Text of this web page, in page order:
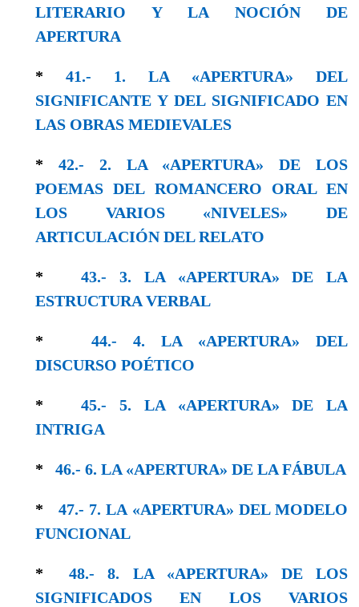
LITERARIO Y LA NOCIÓN DE
APERTURA
* 41.- 1. LA «APERTURA» DEL
SIGNIFICANTE Y DEL SIGNIFICADO EN
LAS OBRAS MEDIEVALES
* 42.- 2. LA «APERTURA» DE LOS
POEMAS DEL ROMANCERO ORAL EN
LOS VARIOS «NIVELES» DE
ARTICULACIÓN DEL RELATO
*43.- 3. LA «APERTURA» DE LA
ESTRUCTURA VERBAL
* 44.- 4. LA «APERTURA» DEL
DISCURSO POÉTICO
*45.- 5. LA «APERTURA» DE LA
ΙΝTRIGΑ
* 46.- 6. LA «ΑPERTURA» DE LA FÁBULA
* 47.- 7. LA «APERTURA» DEL MODELO
FUNCIONAL
*48.- 8. LA «APERTURA» DE LOS
SIGNIFICADOS EN LOS VARIOS